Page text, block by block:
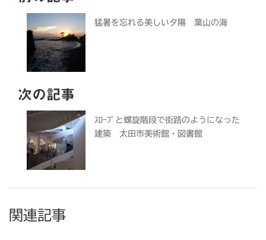
猛暑を忘れる美しい夕陽 葉山の海
次の記事
ｽﾛｰﾌﾟと螺旋階段で街路のようになった
建築 太田市美術館・図書館
関連記事